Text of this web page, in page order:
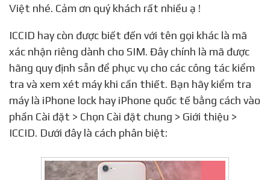
Việt nhé. Cảm ơn quý khách rất nhiều ạ !
ICCID hay còn được biết đến với tên gọi khác là mã
xác nhận riêng dành cho SIM. Đây chính là mã được
hãng quy định sẵn để phục vụ cho các công tác kiểm
tra và xem xét máy khi cần thiết. Bạn hãy kiểm tra
máy là iPhone lock hay iPhone quốc tế bằng cách vào
phần Cài đặt > Chọn Cài đặt chung > Giới thiệu >
ICCID. Dưới đây là cách phân biệt: